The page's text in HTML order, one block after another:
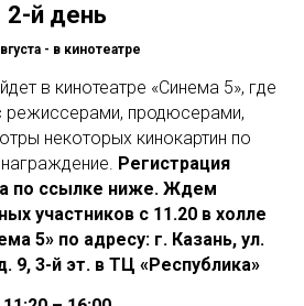
2-й день
- в кинотеатре
в кинотеатре «Синема 5», где
режиссерами, продюсерами,
некоторых кинокартин по
Регистрация
по ссылке ниже. Ждем
участников с 11.20 в холле
5» по адресу: г. Казань, ул.
9, 3-й эт. в ТЦ «Республика»